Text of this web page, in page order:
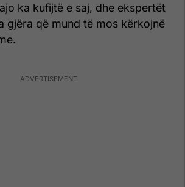
ka kufijtë e saj, dhe ekspertët
gjëra që mund të mos kërkojnë